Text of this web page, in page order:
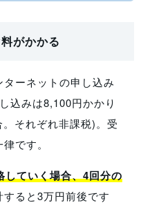
がかかる
ーネットの申し込み
込みは8,100円かかり
それぞれ非課税)。受
です。
ていく場合、4回分の
すると3万円前後です